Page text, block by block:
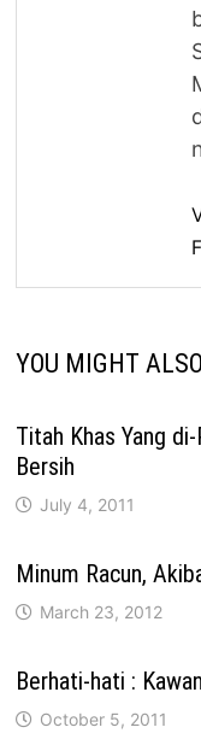
YOU MIGHT
Titah Khas Yang
Bersih
July 4, 2011
Minum Racun,
March 23, 2012
Berhati-hati :
October 5, 2011